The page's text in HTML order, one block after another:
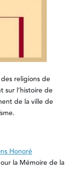
religions de
sur l’histoire de
de la ville de
Honoré
la Mémoire de la